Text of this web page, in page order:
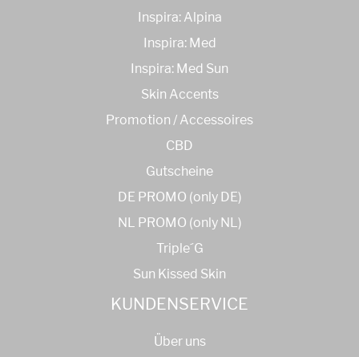
Inspira: Alpina
Inspira: Med
Inspira: Med Sun
Skin Accents
Promotion / Accessoires
CBD
Gutscheine
DE PROMO (only DE)
NL PROMO (only NL)
Triple´G
Sun Kissed Skin
KUNDENSERVICE
Über uns